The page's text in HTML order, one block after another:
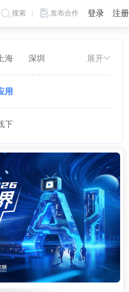
搜索 发布合作 登录 注册
上海 深圳
杭州
乌
展开
用
下